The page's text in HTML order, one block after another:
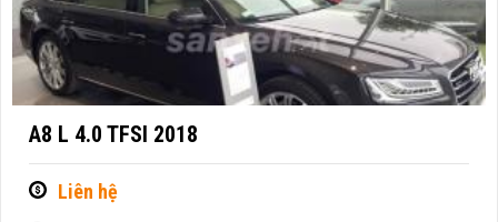
A8 L 4.0 TFSI 2018
Liên hệ